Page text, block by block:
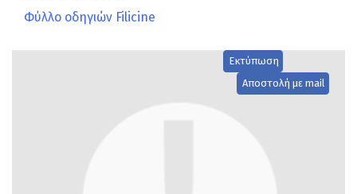
Φύλλο οδηγιών Filicine
Εκτύπωση
Αποστολή με mail